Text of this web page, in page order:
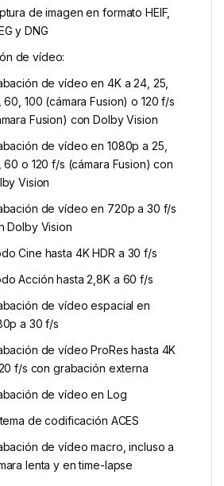
de imagen en formato HEIF,
y DNG
de vídeo:
de vídeo en 4K a 24, 25,
60, 100 (cámara Fusion) o 120 f/s
Fusion) con Dolby Vision
de vídeo en 1080p a 25,
60 o 120 f/s (cámara Fusion) con
Vision
de vídeo en 720p a 30 f/s
Dolby Vision
Cine hasta 4K HDR a 30 f/s
Acción hasta 2,8K a 60 f/s
de vídeo espacial en
a 30 f/s
de vídeo ProRes hasta 4K
f/s con grabación externa
de vídeo en Log
de codificación ACES
de vídeo macro, incluso a
lenta y en time-lapse